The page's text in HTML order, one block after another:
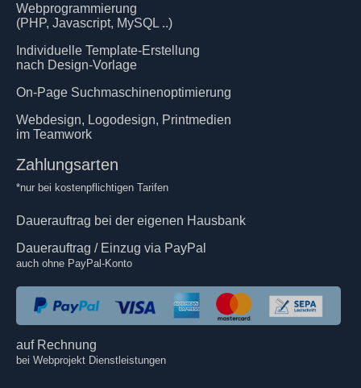
Webprogrammierung
(PHP, Javascript, MySQL ..)
Individuelle Template-Erstellung
nach Design-Vorlage
On-Page Suchmaschinenoptimierung
Webdesign, Logodesign, Printmedien
im Teamwork
Zahlungsarten
*nur bei kostenpflichtigen Tarifen
Dauerauftrag bei der eigenen Hausbank
Dauerauftrag / Einzug via PayPal
auch ohne PayPal-Konto
auf Rechnung
bei Webprojekt Dienstleistungen